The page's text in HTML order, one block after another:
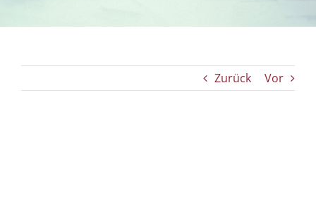
Zurück Vor